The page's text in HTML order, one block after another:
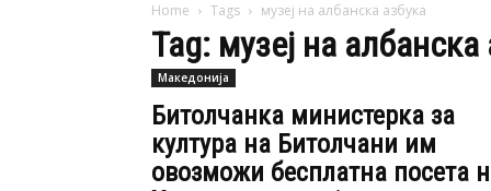
Home Tags музеј на албанска азбука
Tag: музеј на албанска
Македонија
Битолчанка министерка за
култура на Битолчани им
овозможи бесплатна посета